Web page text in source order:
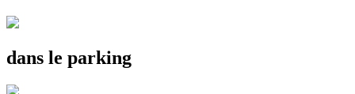
dans le parking